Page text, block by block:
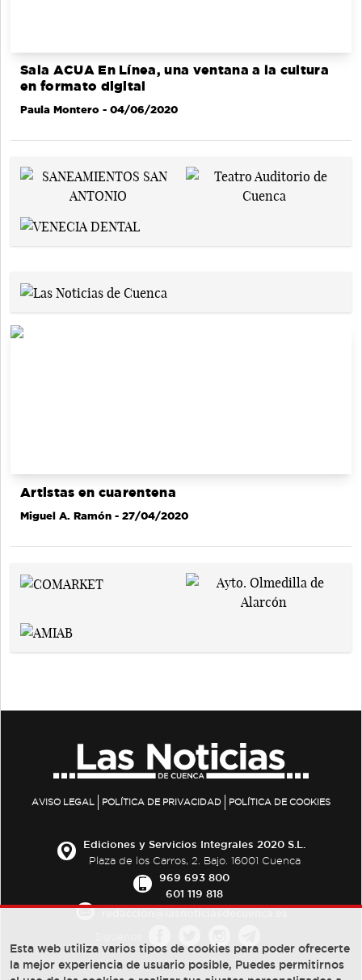
Sala ACUA En Línea, una ventana a la cultura
en formato digital
Paula Montero - 04/06/2020
Artistas en cuarentena
Miguel A. Ramón - 27/04/2020
AVISO LEGAL POLÍTICA DE PRIVACIDAD POLÍTICA DE COOKIES
Ediciones y Servicios Integrales 2020 S.L.
Plaza de los Carros, 2. Bajo. 16001 Cuenca
969 693 800
601 119 818
Esta web utiliza varios tipos de cookies para poder ofrecerte
la mejor experiencia de usuario posible, Puedes permitirnos